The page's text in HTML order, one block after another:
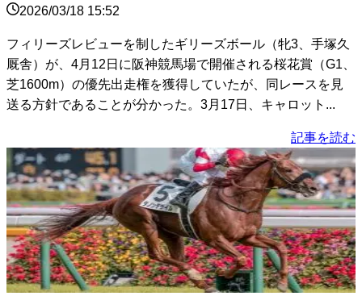
2026/03/18 15:52
フィリーズレビューを制したギリーズボール（牝3、手塚久
厩舎）が、4月12日に阪神競馬場で開催される桜花賞（G1、
芝1600m）の優先出走権を獲得していたが、同レースを見
送る方針であることが分かった。3月17日、キャロット...
記事を読む